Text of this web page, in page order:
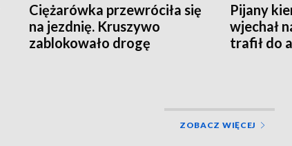
Ciężarówka przewróciła się
na jezdnię. Kruszywo
zablokowało drogę
Pijany
wjechał
trafił do
ZOBACZ WIĘCEJ